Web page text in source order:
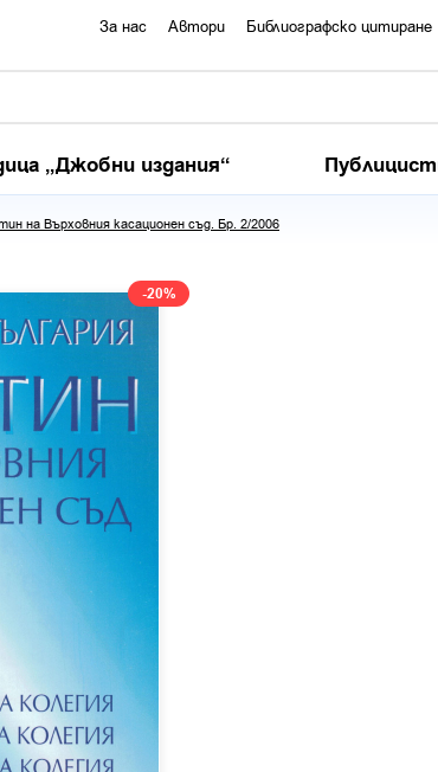
За нас Автори Библиографско цитиране
„Джобни издания“
на Върховния касационен съд. Бр. 2/2006
-20%